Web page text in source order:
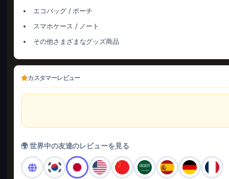
エコバッグ / ポーチ
スマホケース / ノート
その他さまざまなグッズ商品
カスタマーレビュー
🌍 世界中の友達のレビューを見る